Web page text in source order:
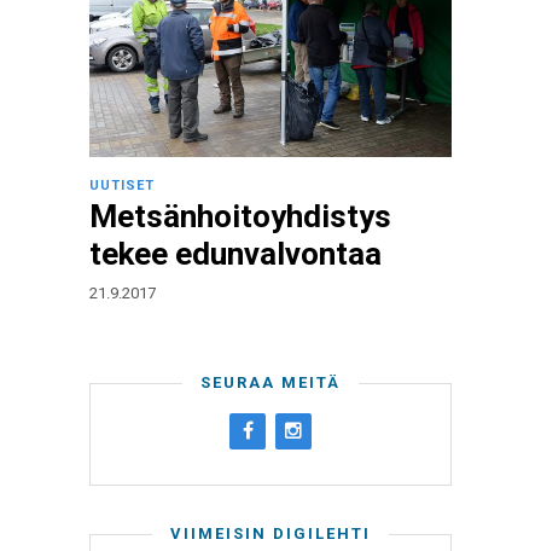
UUTISET
Metsänhoitoyhdistys
tekee edunvalvontaa
21.9.2017
SEURAA MEITÄ
VIIMEISIN DIGILEHTI